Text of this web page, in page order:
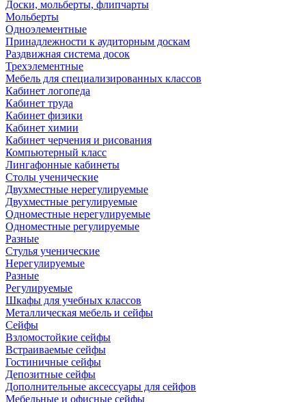
Доски, мольберты, флипчарты
Мольберты
Одноэлементные
Принадлежности к аудиторным доскам
Раздвижная система досок
Трехэлементные
Мебель для специализированных классов
Кабинет логопеда
Кабинет труда
Кабинет физики
Кабинет химии
Кабинет черчения и рисования
Компьютерный класс
Лингафонные кабинеты
Столы ученические
Двухместные нерегулируемые
Двухместные регулируемые
Одноместные нерегулируемые
Одноместные регулируемые
Разные
Стулья ученические
Нерегулируемые
Разные
Регулируемые
Шкафы для учебных классов
Металлическая мебель и сейфы
Сейфы
Взломостойкие сейфы
Встраиваемые сейфы
Гостиничные сейфы
Депозитные сейфы
Дополнительные аксессуары для сейфов
Мебельные и офисные сейфы